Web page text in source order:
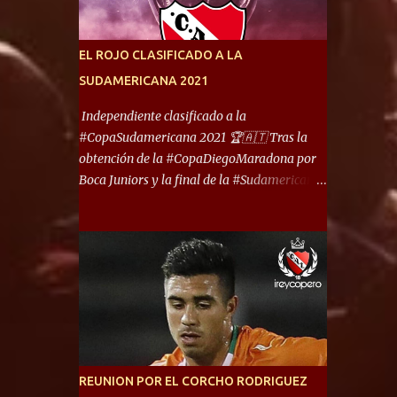
ello son protagonistas de un clásico de los
transitó por la primera división del fútbol
local durante muchos años. Dock Sud es otro
de los que comparten esas tierras, aunque el
foco de atención es la convivencia
Independiente - Racing. “No encuentro, más
reúna tantos logros deportivos, tantos
clubes y tanta gente en este deporte”,
afirmó Facundo Moyano. “Creo que
EL ROJO CLASIFICADO A LA
SUDAMERICANA 2021
Independiente clasificado a la
#CopaSudamericana 2021 🏆🇦🇹 Tras la
obtención de la #CopaDiegoMaradona por
Boca Juniors y la final de la #Sudamericana
Defensa y Justicia o Lanús, dadas estás dos
condiciones el Rey de Copas se clasifica a la
Copa Sudamericana de este 2021. En este
año, la Sudamericana sufrirá modificaciones
en su formato, que iniciará en fase de grupos
con 6 partidos, de los cuales sólo los
primeros de cada grupo jugarán los 8vos.
REUNION POR EL CORCHO RODRIGUEZ